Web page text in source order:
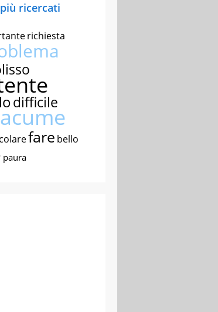
ricercati
richiesta
difficile
acume
fare bello
paura